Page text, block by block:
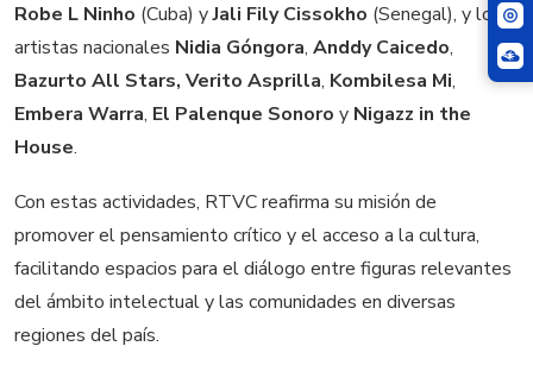
Robe L Ninho (Cuba) yJali Fily Cissokho (Senegal), y los
artistas nacionales Nidia Góngora, Anddy Caicedo,
Bazurto All Stars, Verito Asprilla, Kombilesa Mi,
Embera Warra, El Palenque Sonoro y Nigazz in the
House.
Con estas actividades, RTVC reafirma su misión de
promover el pensamiento crítico y el acceso a la cultura,
facilitando espacios para el diálogo entre figuras relevantes
del ámbito intelectual y las comunidades en diversas
regiones del país.